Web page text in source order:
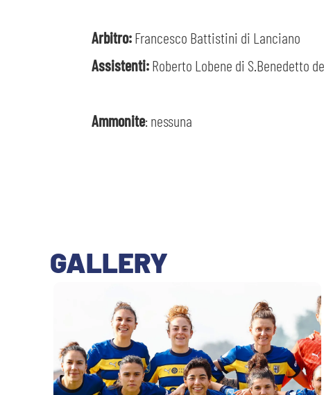
Arbitro:Francesco Battistini di Lanciano
Assistenti:Roberto Lobene di S.Benedetto
Ammonite: nessuna
GALLERY